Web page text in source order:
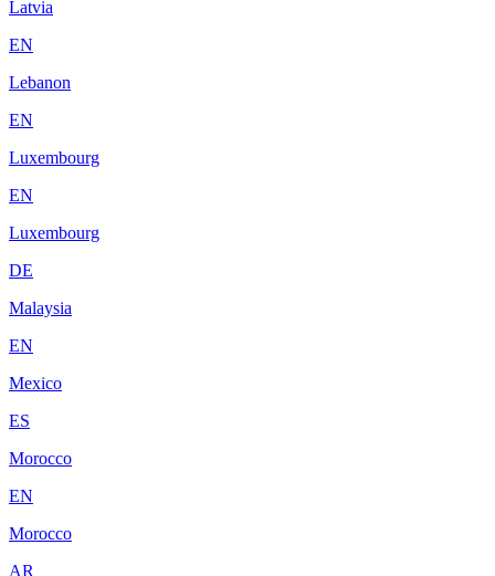
Latvia
EN
Lebanon
EN
Luxembourg
EN
Luxembourg
DE
Malaysia
EN
Mexico
ES
Morocco
EN
Morocco
AR